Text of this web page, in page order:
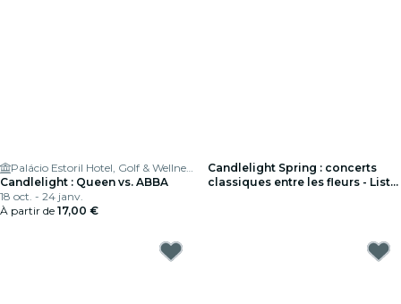
Palácio Estoril Hotel, Golf & Wellness
Candlelight : Queen vs. ABBA
18 oct. - 24 janv.
À partir de 17,00 €
Candlelight Spring : concerts
classiques entre les fleurs - Liste